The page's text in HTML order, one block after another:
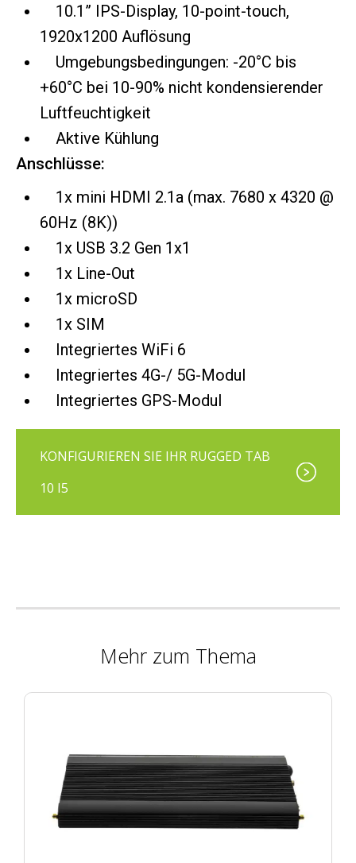
10.1” IPS-Display, 10-point-touch,
1920x1200 Auflösung
Umgebungsbedingungen: -20°C bis
+60°C bei 10-90% nicht kondensierender
Luftfeuchtigkeit
Aktive Kühlung
Anschlüsse:
1x mini HDMI 2.1a (max. 7680 x 4320 @
60Hz (8K))
1x USB 3.2 Gen 1x1
1x Line-Out
1x microSD
1x SIM
Integriertes WiFi 6
Integriertes 4G-/ 5G-Modul
Integriertes GPS-Modul
KONFIGURIEREN SIE IHR RUGGED TAB
10 I5
Mehr zum Thema